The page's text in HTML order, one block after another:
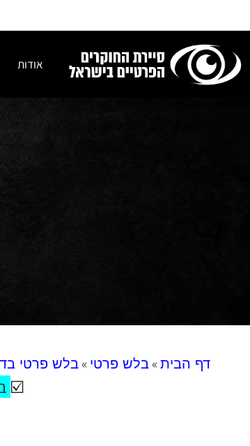
אודות
דף הבית » בלש פרטי » בלש פרטי
☑️